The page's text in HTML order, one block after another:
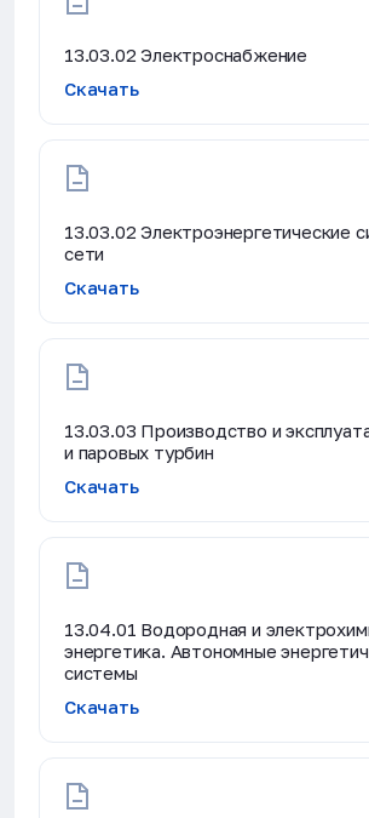
13.03.02 Электроснабжение
Скачать
13.03.02 Электроэнергетические
сети
Скачать
13.03.03 Производство и
и паровых турбин
Скачать
13.04.01 Водородная и
энергетика. Автономные
системы
Скачать